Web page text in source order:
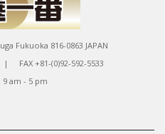
Fukuoka 816-0863 JAPAN
| FAX +81-(0)92-592-5533
9 am - 5 pm